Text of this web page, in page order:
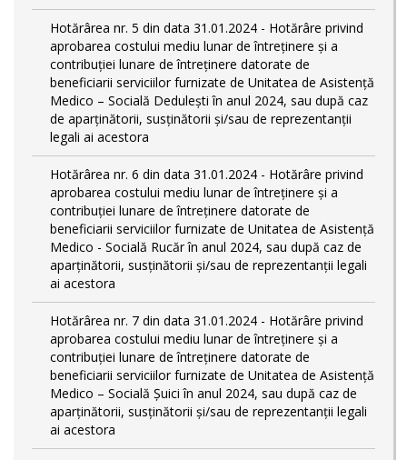
Hotărârea nr. 5 din data 31.01.2024 - Hotărâre privind
aprobarea costului mediu lunar de întreținere și a
contribuției lunare de întreținere datorate de
beneficiarii serviciilor furnizate de Unitatea de Asistență
Medico – Socială Dedulești în anul 2024, sau după caz
de aparținătorii, susținătorii și/sau de reprezentanții
legali ai acestora
Hotărârea nr. 6 din data 31.01.2024 - Hotărâre privind
aprobarea costului mediu lunar de întreținere și a
contribuției lunare de întreținere datorate de
beneficiarii serviciilor furnizate de Unitatea de Asistență
Medico - Socială Rucăr în anul 2024, sau după caz de
aparținătorii, susținătorii și/sau de reprezentanții legali
ai acestora
Hotărârea nr. 7 din data 31.01.2024 - Hotărâre privind
aprobarea costului mediu lunar de întreținere și a
contribuției lunare de întreținere datorate de
beneficiarii serviciilor furnizate de Unitatea de Asistență
Medico – Socială Șuici în anul 2024, sau după caz de
aparținătorii, susținătorii și/sau de reprezentanții legali
ai acestora